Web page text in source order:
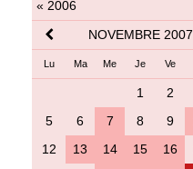
« 2006
NOVEMBRE 2007
Lu Ma Me Je Ve
1 2
5
6 7 8 9
12
13 14 15 16